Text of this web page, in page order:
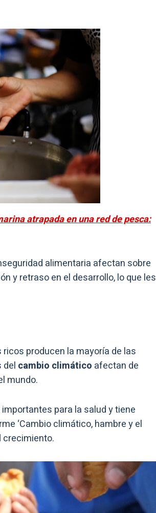
atrapada en una red de pesca:
alimentaria afectan sobre
y retraso en el desarrollo, lo que les
producen la mayoría de las
del cambio climático afectan de
mundo.
para la salud y tiene
‘Cambio climático, hambre y el
crecimiento.